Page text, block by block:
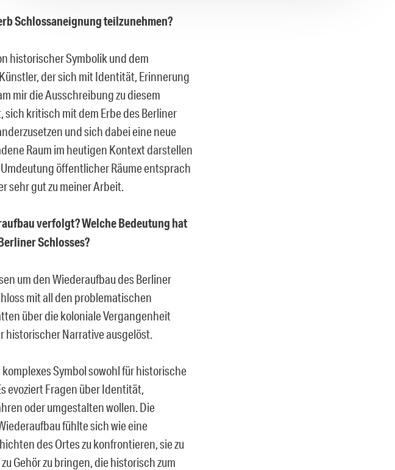
Schlossaneignung teilzunehmen?
historischer Symbolik und dem
der sich mit Identität, Erinnerung
mir die Ausschreibung zu diesem
kritisch mit dem Erbe des Berliner
und sich dabei eine neue
Raum im heutigen Kontext darstellen
öffentlicher Räume entsprach
sehr gut zu meiner Arbeit.
verfolgt? Welche Bedeutung hat
Schlosses?
um den Wiederaufbau des Berliner
mit all den problematischen
über die koloniale Vergangenheit
historischer Narrative ausgelöst.
Symbol sowohl für historische
evoziert Fragen über Identität,
oder umgestalten wollen. Die
fühlte sich wie eine
des Ortes zu konfrontieren, sie zu
Gehör zu bringen, die historisch zum